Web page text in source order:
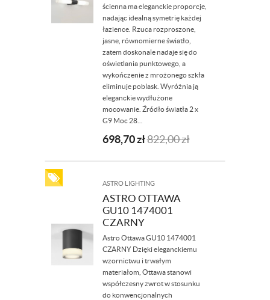
ścienna ma eleganckie proporcje,
nadając idealną symetrię każdej
łazience. Rzuca rozproszone,
jasne, równomierne światło,
zatem doskonale nadaje się do
oświetlania punktowego, a
wykończenie z mrożonego szkła
eliminuje poblask. Wyróżnia ją
eleganckie wydłużone
mocowanie. Źródło światła 2 x
G9 Moc 28...
698,70zł822,00zł
ASTRO LIGHTING
ASTRO OTTAWA
GU10 1474001
CZARNY
Astro Ottawa GU10 1474001
CZARNY Dzięki eleganckiemu
wzornictwu i trwałym
materiałom, Ottawa stanowi
współczesny zwrot w stosunku
do konwencjonalnych